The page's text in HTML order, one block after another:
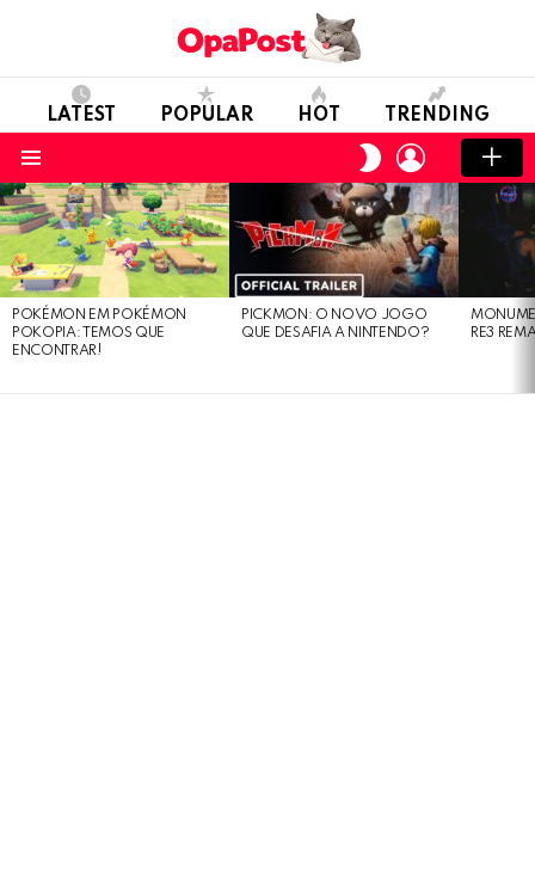
LATEST POPULAR HOT TRENDING
SWITCH
SKIN
LOGIN
LATEST
STORIES
POKÉMON EM POKÉMON
POKOPIA: TEMOS QUE
ENCONTRAR!
PICKMON: O NOVO JOGO
QUE DESAFIA A NINTENDO?
RE3